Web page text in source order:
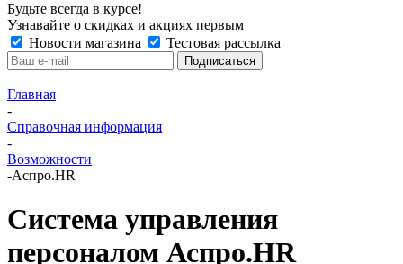
Будьте всегда в курсе!
Узнавайте о скидках и акциях первым
Новости магазина
Тестовая рассылка
Главная
-
Справочная информация
-
Возможности
-Аспро.HR
Система управления
персоналом Аспро.HR